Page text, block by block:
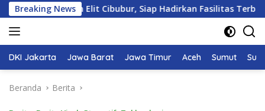
Langsung
ke
konten
Breaking News
Elit Cibubur, Siap Hadirkan Fasilitas Terbaik
DKI Jakarta Jawa Barat Jawa Timur Aceh Sumut
Beranda Berita